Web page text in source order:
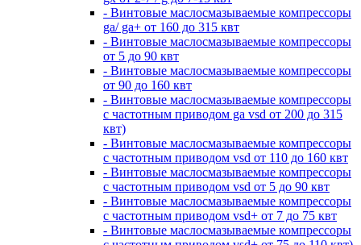
- Винтовые маслосмазываемые компрессоры
ga/ ga+ от 160 до 315 квт
- Винтовые маслосмазываемые компрессоры
от 5 до 90 квт
- Винтовые маслосмазываемые компрессоры
от 90 до 160 квт
- Винтовые маслосмазываемые компрессоры
с частотным приводом ga vsd от 200 до 315
квт)
- Винтовые маслосмазываемые компрессоры
с частотным приводом vsd от 110 до 160 квт
- Винтовые маслосмазываемые компрессоры
с частотным приводом vsd от 5 до 90 квт
- Винтовые маслосмазываемые компрессоры
с частотным приводом vsd+ от 7 до 75 квт
- Винтовые маслосмазываемые компрессоры